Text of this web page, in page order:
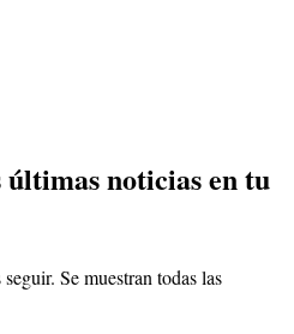
noticias en tu
Se muestran todas las